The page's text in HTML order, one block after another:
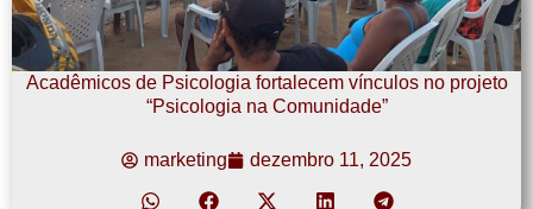
Acadêmicos de Psicologia fortalecem vínculos no projeto
“Psicologia na Comunidade”
marketing dezembro 11, 2025